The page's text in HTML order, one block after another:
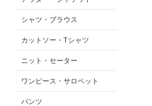
シャツ・ブラウス
カットソー・Tシャツ
ニット・セーター
ワンピース・サロペット
パンツ